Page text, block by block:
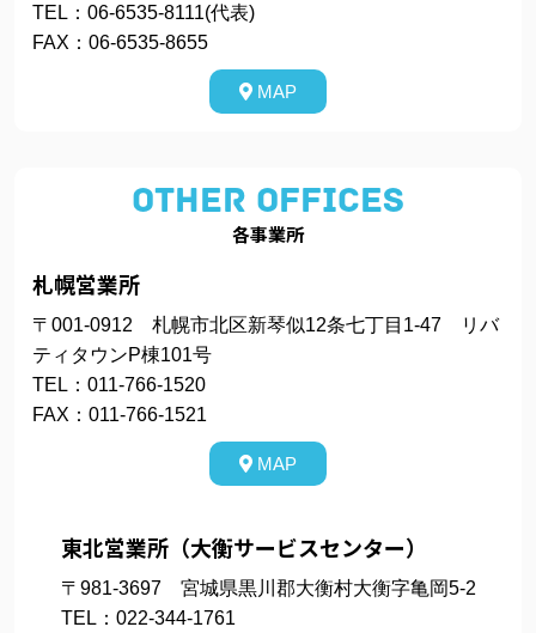
TEL：06-6535‐8111(代表)
FAX：06-6535‐8655
MAP
OTHER OFFICES
各事業所
札幌営業所
〒001-0912 札幌市北区新琴似12条七丁目1-47 リバ
ティタウンP棟101号
TEL：011-766-1520
FAX：011-766-1521
MAP
東北営業所（大衡サービスセンター）
〒981-3697 宮城県黒川郡大衡村大衡字亀岡5-2
TEL：022-344-1761